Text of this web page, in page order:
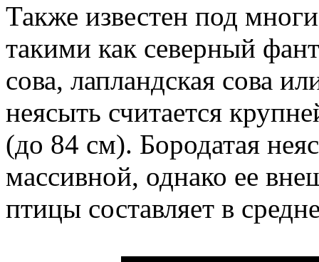
Также известен под
такими как северный
сова, лапландская сова
неясыть считается
(до 84 см). Бородатая
массивной, однако ее
птицы составляет в